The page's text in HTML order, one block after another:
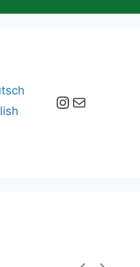
Instagram E-Mail